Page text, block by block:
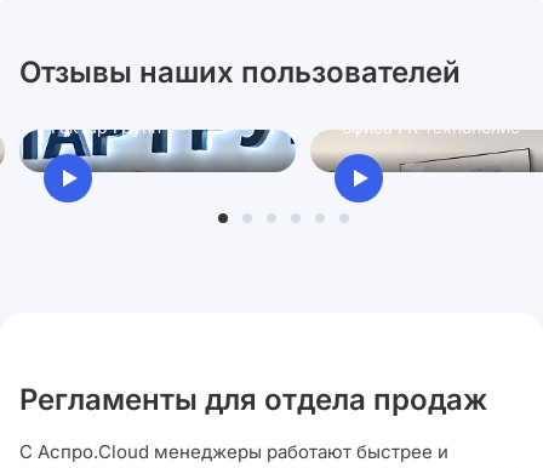
Отзывы наших пользователей
Ксения
Гектар Групп
Антон
офиса ГК Технополис
Регламенты для отдела продаж
С Аспро.Cloud менеджеры работают быстрее и